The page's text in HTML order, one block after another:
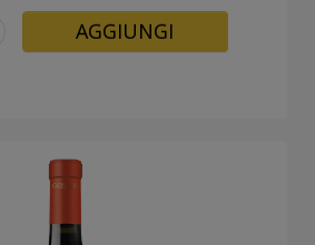
AGGIUNGI